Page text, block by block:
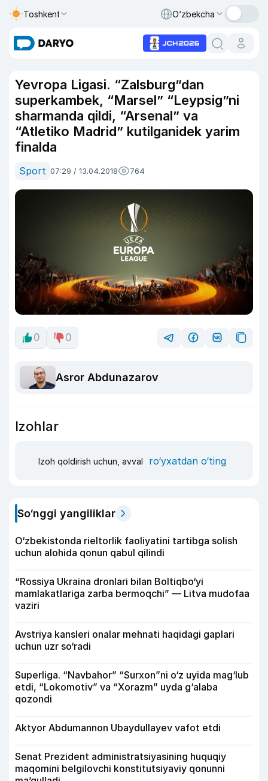
Toshkent O‘zbekcha
Yevropa Ligasi. “Zalsburg”dan
superkambek, “Marsel” “Leypsig”ni
sharmanda qildi, “Arsenal” va
“Atletiko Madrid” kutilganidek yarim
finalda
Sport 07:29 / 13.04.2018 764
0 0
Asror Abdunazarov
Izohlar
Izoh qoldirish uchun, avval ro‘yxatdan o‘ting
So‘nggi yangiliklar
O‘zbekistonda rieltorlik faoliyatini tartibga solish
uchun alohida qonun qabul qilindi
“Rossiya Ukraina dronlari bilan Boltiqbo‘yi
mamlakatlariga zarba bermoqchi” — Litva mudofaa
vaziri
Avstriya kansleri onalar mehnati haqidagi gaplari
uchun uzr so‘radi
Superliga. “Navbahor” “Surxon”ni o‘z uyida mag‘lub
etdi, “Lokomotiv” va “Xorazm” uyda g‘alaba
qozondi
Aktyor Abdu­mannon Ubaydullayev vafot etdi
Senat Prezident administratsiyasining huquqiy
maqomini belgilovchi konstitutsiyaviy qonunni